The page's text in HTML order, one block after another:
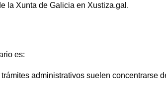
la Xunta de Galicia en Xustiza.gal.
es:
administrativos suelen concentrarse